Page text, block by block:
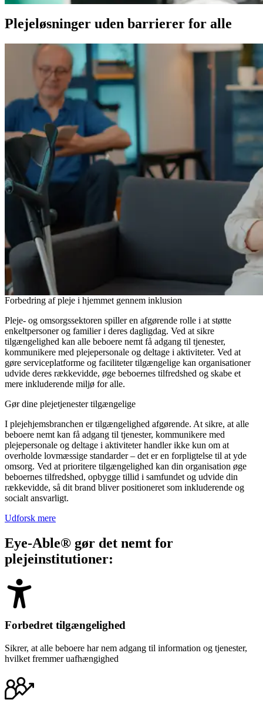
Plejeløsninger uden barrierer for alle
Forbedring af pleje i hjemmet gennem inklusion
Pleje- og omsorgssektoren spiller en afgørende rolle i at støtte
enkeltpersoner og familier i deres dagligdag. Ved at sikre
tilgængelighed kan alle beboere nemt få adgang til tjenester,
kommunikere med plejepersonale og deltage i aktiviteter. Ved at
gøre serviceplatforme og faciliteter tilgængelige kan organisationer
udvide deres rækkevidde, øge beboernes tilfredshed og skabe et
mere inkluderende miljø for alle.
Gør dine plejetjenester tilgængelige
I plejehjemsbranchen er tilgængelighed afgørende. At sikre, at alle
beboere nemt kan få adgang til tjenester, kommunikere med
plejepersonale og deltage i aktiviteter handler ikke kun om at
overholde lovmæssige standarder – det er en forpligtelse til at yde
omsorg. Ved at prioritere tilgængelighed kan din organisation øge
beboernes tilfredshed, opbygge tillid i samfundet og udvide din
rækkevidde, så dit brand bliver positioneret som inkluderende og
socialt ansvarligt.
Udforsk mere
Eye-Able® gør det nemt for
plejeinstitutioner:
Forbedret tilgængelighed
Sikrer, at alle beboere har nem adgang til information og tjenester,
hvilket fremmer uafhængighed